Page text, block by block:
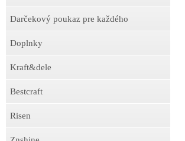
Darčekový poukaz pre každého
Doplnky
Kraft&dele
Bestcraft
Risen